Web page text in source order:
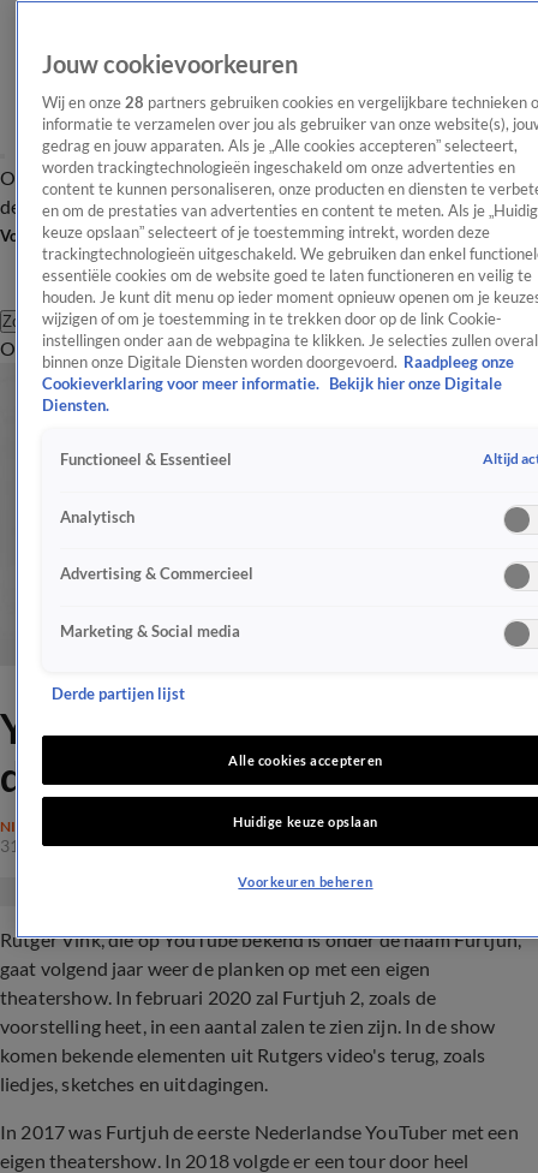
OverzichtAfleveringen Entertainment TV Algemeen
Tip
de redactieNieuwsbrief
Volg Shownieuws
Zoeken
OverzichtEntertainmentSpraakmakendRealityCrimeVideo's
YouTuber Rutger Vink gaat
de planken weer op
NIEUWS
31 okt 2019, 16:33
Rutger Vink, die op YouTube bekend is onder de naam Furtjuh,
gaat volgend jaar weer de planken op met een eigen
theatershow. In februari 2020 zal Furtjuh 2, zoals de
voorstelling heet, in een aantal zalen te zien zijn. In de show
komen bekende elementen uit Rutgers video's terug, zoals
liedjes, sketches en uitdagingen.
In 2017 was Furtjuh de eerste Nederlandse YouTuber met een
eigen theatershow. In 2018 volgde er een tour door heel
Jouw cookievoorkeuren
Wij en onze 28 partners gebruiken cookies en vergelijkbare technieken
informatie te verzamelen over jou als gebruiker van onze website(s),
gedrag en jouw apparaten. Als je „Alle cookies accepteren” selecteert,
worden trackingtechnologieën ingeschakeld om onze advertenties en
content te kunnen personaliseren, onze producten en diensten te
en om de prestaties van advertenties en content te meten. Als je
keuze opslaan” selecteert of je toestemming intrekt, worden deze
trackingtechnologieën uitgeschakeld. We gebruiken dan enkel
essentiële cookies om de website goed te laten functioneren en veilig te
houden. Je kunt dit menu op ieder moment opnieuw openen om je
wijzigen of om je toestemming in te trekken door op de link Cookie-
instellingen onder aan de webpagina te klikken. Je selecties zullen overal
binnen onze Digitale Diensten worden doorgevoerd. Raadpleeg onze
Cookieverklaring voor meer informatie.
Bekijk hier onze Digitale
Diensten.
Functioneel & Essentieel Altijd
Analytisch
Advertising & Commercieel
Marketing & Social media
Derde partijen lijst
Alle cookies accepteren
Huidige keuze opslaan
Voorkeuren beheren